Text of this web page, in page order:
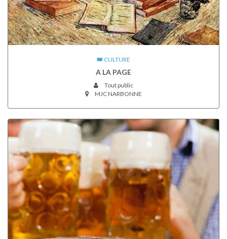
CULTURE
A LA PAGE
Tout public
MJC NARBONNE